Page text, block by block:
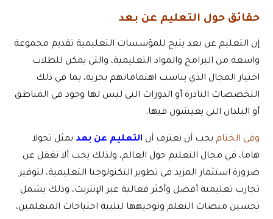
حقائق حول التعليم عن بعد
إن التعليم عن بعد يتيح للمؤسسات التعليمية تقديم مجموعة
واسعة من البرامج والمواد التعليمية، والتي يمكن للطلاب
اختيار المجال الذي يناسب اهتماماتهم بحرية، بما في ذلك
التخصصات النادرة أو الدورات التي ليس لها وجود في المناطق
أو البلدان التي يعيشون فيها.
وفي الختام يجب أن نعترف أن التعليم عن بعد يمثل تحولا
هاما، في مجال التعليم حول العالم، ولذلك يجب ألا نغفل عن
ضرورة استثمار المزيد في تطوير التكنولوجيا التعليمية، لتوفير
تجارب تعليمية أفضل وأكثر فعالية عبر الإنترنت، وذلك يشمل
تحسين منصات التعلم وتوجيهها لتلبية احتياجات المتعلمين،